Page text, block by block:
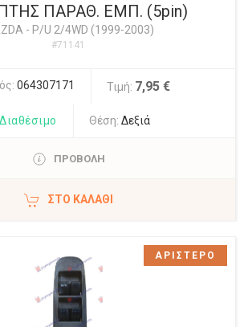
ΠΑΡΑΘ. ΕΜΠ. (5pin)
- P/U 2/4WD (1999-2003)
#71141
064307171 Τιμή: 7,95 €
Διαθέσιμο Θέση: Δεξιά
ΠΡΟΒΟΛΗ
ΣΤΟ ΚΑΛΆΘΙ
ΑΡΙΣΤΕΡΟ